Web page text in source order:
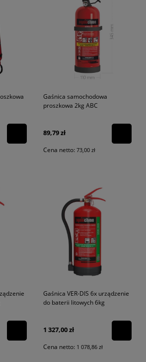
Gaśnica samochodowa
proszkowa 2kg ABC
89,79 zł
Cena netto: 73,00 zł
Gaśnica VER-DIS 6x urządzenie
do baterii litowych 6kg
1 327,00 zł
Cena netto: 1 078,86 zł